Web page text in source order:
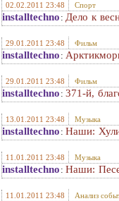
02.02.2011 23:48 Спорт
installtechno : Дело к
29.01.2011 23:48 Фильм
installtechno :
29.01.2011 23:48 Фильм
installtechno : 371-й,
13.01.2011 23:48 Музыка
installtechno : Наши:
11.01.2011 23:48 Музыка
installtechno : Наши:
11.01.2011 23:48 Анализ